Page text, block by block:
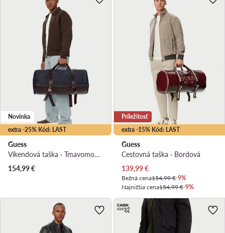
extra -25% Kód: LAST
Novinka
Guess
Víkendová taška · Tmavomodrá
154,99€
extra -15% Kód: LAST
Príležitosť
Guess
Cestovná taška · Bordová
Aktuálna cena
139,99€
Bežná cena154,99 €-9%
Najnižšia cena154,99 €-9%